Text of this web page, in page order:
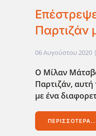
Παρτιζάν
06 Αυγούστου 2020
Ο Μίλαν
Παρτιζάν,
με ένα